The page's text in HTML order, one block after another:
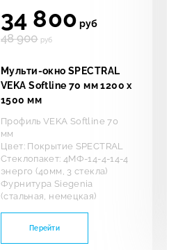
34 800 руб
48 900руб
Мульти-окно SPECTRAL
VEKA Softline 70 мм 1200 х
1500 мм
Профиль VEKA Softline 70
мм
Цвет: Покрытие SPECTRAL
Стеклопакет: 4МФ-14-4-14-4
энерго (40мм, 3 стекла)
Фурнитура Siegenia
(стальная, немецкая)
Перейти